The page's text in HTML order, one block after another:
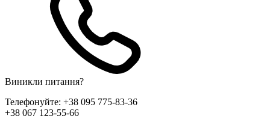
Виникли питання?
Телефонуйте: +38 095 775-83-36
+38 067 123-55-66